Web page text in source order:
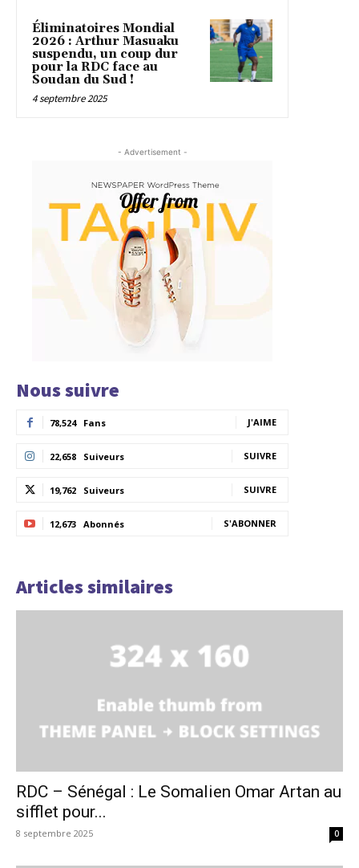
Éliminatoires Mondial
2026 : Arthur Masuaku
suspendu, un coup dur
pour la RDC face au
Soudan du Sud !
4 septembre 2025
- Advertisement -
Nous suivre
78,524 Fans J'AIME
22,658 Suiveurs SUIVRE
19,762 Suiveurs SUIVRE
12,673 Abonnés S'ABONNER
Articles similaires
RDC – Sénégal : Le Somalien Omar Artan au
sifflet pour...
8 septembre 2025 0